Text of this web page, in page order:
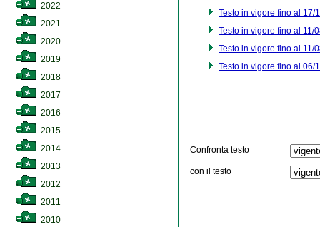
2022
2021
2020
2019
2018
2017
2016
2015
2014
2013
2012
2011
2010
Testo in vigore fino al 17/
Testo in vigore fino al 11/
Testo in vigore fino al 11/
Testo in vigore fino al 06/
Confronta testo
con il testo